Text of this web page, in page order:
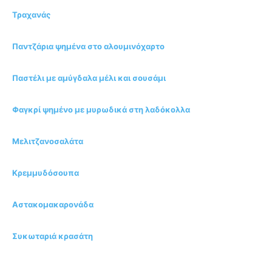
Τραχανάς
Παντζάρια ψημένα στο αλουμινόχαρτο
Παστέλι με αμύγδαλα μέλι και σουσάμι
Φαγκρί ψημένο με μυρωδικά στη λαδόκολλα
Μελιτζανοσαλάτα
Κρεμμυδόσουπα
Αστακομακαρονάδα
Συκωταριά κρασάτη